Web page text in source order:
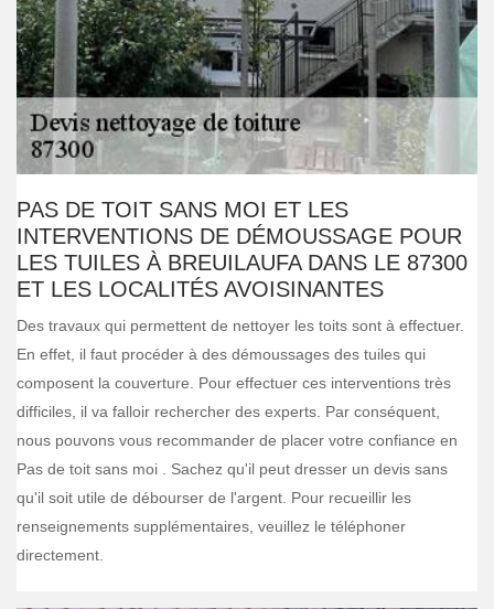
PAS DE TOIT SANS MOI ET LES
INTERVENTIONS DE DÉMOUSSAGE POUR
LES TUILES À BREUILAUFA DANS LE 87300
ET LES LOCALITÉS AVOISINANTES
Des travaux qui permettent de nettoyer les toits sont à effectuer.
En effet, il faut procéder à des démoussages des tuiles qui
composent la couverture. Pour effectuer ces interventions très
difficiles, il va falloir rechercher des experts. Par conséquent,
nous pouvons vous recommander de placer votre confiance en
Pas de toit sans moi . Sachez qu'il peut dresser un devis sans
qu'il soit utile de débourser de l'argent. Pour recueillir les
renseignements supplémentaires, veuillez le téléphoner
directement.